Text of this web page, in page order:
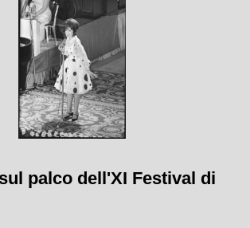
palco dell'XI Festival di